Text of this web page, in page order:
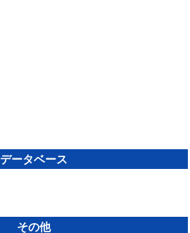
データベース
その他